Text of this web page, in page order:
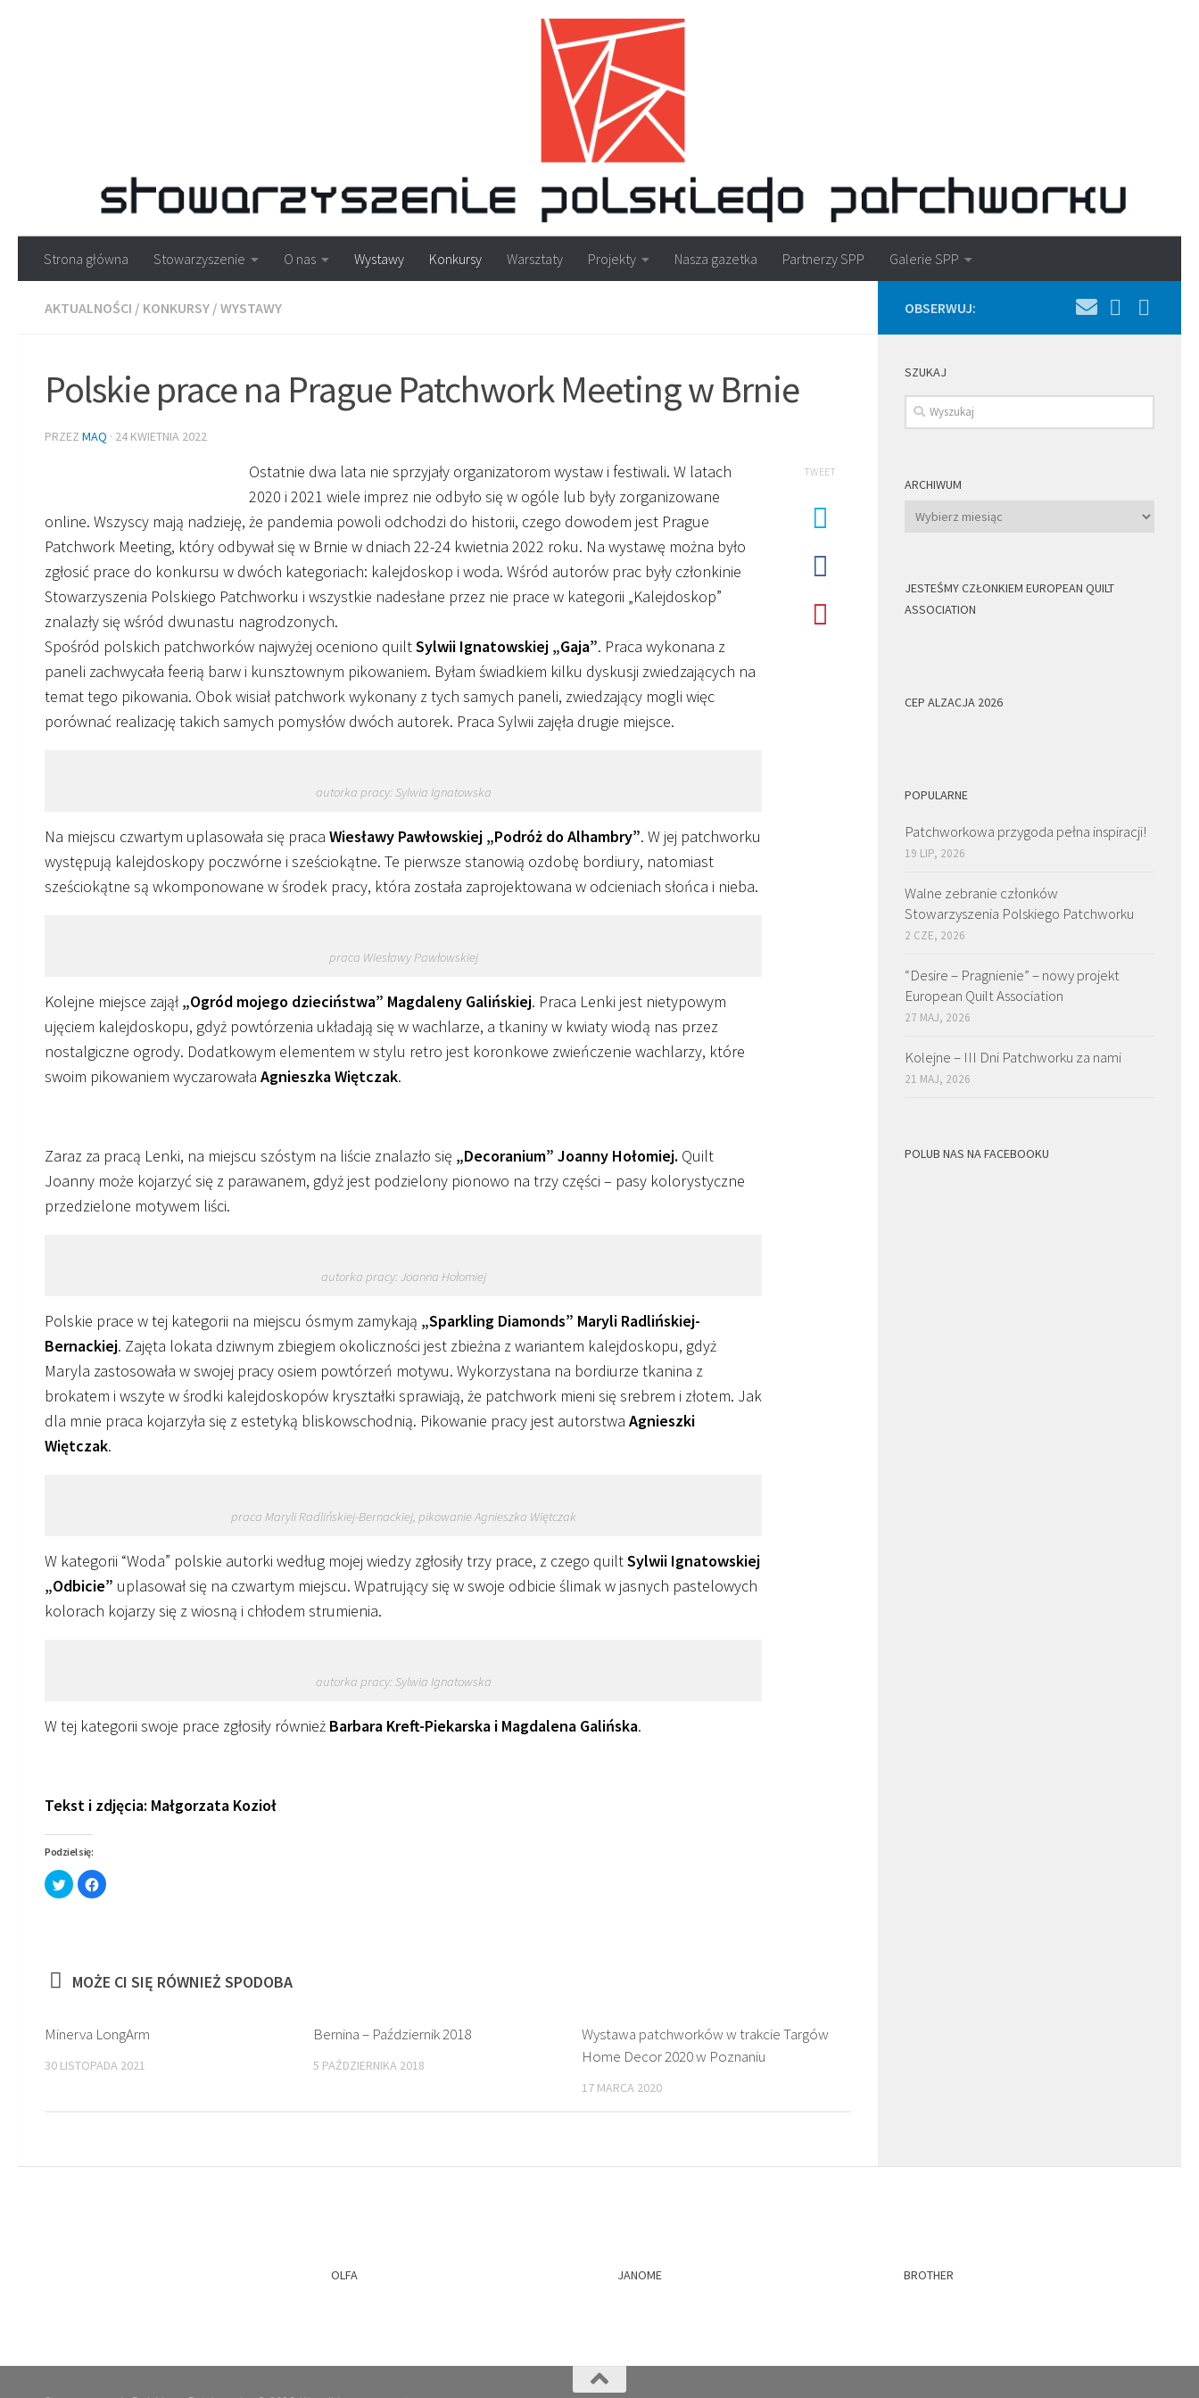
Strona główna Stowarzyszenie O nas Wystawy Konkursy Warsztaty Projekty Nasza gazetka Partnerzy SPP Galerie SPP
AKTUALNOŚCI / KONKURSY / WYSTAWY
Polskie prace na Prague Patchwork Meeting w Brnie
PRZEZ MAQ · 24 KWIETNIA 2022
Ostatnie dwa lata nie sprzyjały organizatorom wystaw i festiwali. W latach
2020 i 2021 wiele imprez nie odbyło się w ogóle lub były zorganizowane
online. Wszyscy mają nadzieję, że pandemia powoli odchodzi do historii, czego dowodem jest Prague
Patchwork Meeting, który odbywał się w Brnie w dniach 22-24 kwietnia 2022 roku. Na wystawę można było
zgłosić prace do konkursu w dwóch kategoriach: kalejdoskop i woda. Wśród autorów prac były członkinie
Stowarzyszenia Polskiego Patchworku i wszystkie nadesłane przez nie prace w kategorii „Kalejdoskop”
znalazły się wśród dwunastu nagrodzonych.
Spośród polskich patchworków najwyżej oceniono quiltSylwii Ignatowskiej „Gaja”. Praca wykonana z
paneli zachwycała feerią barw i kunsztownym pikowaniem. Byłam świadkiem kilku dyskusji zwiedzających na
temat tego pikowania. Obok wisiał patchwork wykonany z tych samych paneli, zwiedzający mogli więc
porównać realizację takich samych pomysłów dwóch autorek. Praca Sylwii zajęła drugie miejsce.
autorka pracy: Sylwia Ignatowska
Na miejscu czwartym uplasowała się praca Wiesławy Pawłowskiej „Podróż do Alhambry”. W jej patchworku
występują kalejdoskopy poczwórne i sześciokątne. Te pierwsze stanowią ozdobę bordiury, natomiast
sześciokątne są wkomponowane w środek pracy, która została zaprojektowana w odcieniach słońca i nieba.
praca Wiesławy Pawłowskiej
Kolejne miejsce zajął „Ogród mojego dzieciństwa” Magdaleny Galińskiej. Praca Lenki jest nietypowym
ujęciem kalejdoskopu, gdyż powtórzenia układają się w wachlarze, a tkaniny w kwiaty wiodą nas przez
nostalgiczne ogrody. Dodatkowym elementem w stylu retro jest koronkowe zwieńczenie wachlarzy, które
swoim pikowaniem wyczarowała Agnieszka Więtczak.
Zaraz za pracą Lenki, na miejscu szóstym na liście znalazło się „Decoranium” Joanny Hołomiej. Quilt
Joanny może kojarzyć się z parawanem, gdyż jest podzielony pionowo na trzy części – pasy kolorystyczne
przedzielone motywem liści.
autorka pracy: Joanna Hołomiej
Polskie prace w tej kategorii na miejscu ósmym zamykają „Sparkling Diamonds” Maryli Radlińskiej-
Bernackiej. Zajęta lokata dziwnym zbiegiem okoliczności jest zbieżna z wariantem kalejdoskopu, gdyż
Maryla zastosowała w swojej pracy osiem powtórzeń motywu. Wykorzystana na bordiurze tkanina z
brokatem i wszyte w środki kalejdoskopów kryształki sprawiają, że patchwork mieni się srebrem i złotem. Jak
dla mnie praca kojarzyła się z estetyką bliskowschodnią. Pikowanie pracy jest autorstwa Agnieszki
Więtczak.
praca Maryli Radlińskiej-Bernackiej, pikowanie Agnieszka Więtczak
W kategorii “Woda” polskie autorki według mojej wiedzy zgłosiły trzy prace, z czego quiltSylwii Ignatowskiej
„Odbicie” uplasował się na czwartym miejscu. Wpatrujący się w swoje odbicie ślimak w jasnych pastelowych
kolorach kojarzy się z wiosną i chłodem strumienia.
autorka pracy: Sylwia Ignatowska
W tej kategorii swoje prace zgłosiły również Barbara Kreft-Piekarska i Magdalena Galińska.
Tekst i zdjęcia: Małgorzata Kozioł
Podziel się:
Click
to
share
Click
to
TWEET
MOŻE CI SIĘ RÓWNIEŻ SPODOBA
Minerva LongArm
30 LISTOPADA 2021
Bernina – Październik 2018
5 PAŹDZIERNIKA 2018
Wystawa patchworków w trakcie Targów
Home Decor 2020 w Poznaniu
17 MARCA 2020
OBSERWUJ:
SZUKAJ
ARCHIWUM
Archiwum
JESTEŚMY CZŁONKIEM EUROPEAN QUILT
ASSOCIATION
CEP ALZACJA 2026
POPULARNE
Patchworkowa przygoda pełna inspiracji!
19 LIP, 2026
Walne zebranie członków
Stowarzyszenia Polskiego Patchworku
2 CZE, 2026
“Desire – Pragnienie” – nowy projekt
European Quilt Association
27 MAJ, 2026
Kolejne – III Dni Patchworku za nami
21 MAJ, 2026
POLUB NAS NA FACEBOOKU
OLFA JANOME BROTHER